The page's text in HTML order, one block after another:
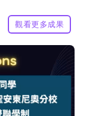
觀看更多成果